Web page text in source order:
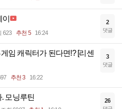
623 추천 5 16:24
2
댓글
임 캐릭터가 된다면!? [리센
추천 3 16:22
3
댓글
모닝루틴 26